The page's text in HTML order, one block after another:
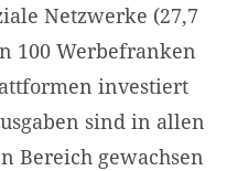
Netzwerke (27,7
100 Werbefranken
investiert
sind in allen
Bereich gewachsen